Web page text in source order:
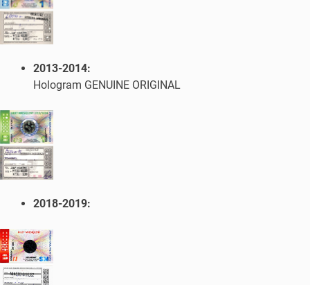
2013-2014:
Hologram GENUINE ORIGINAL
2018-2019: